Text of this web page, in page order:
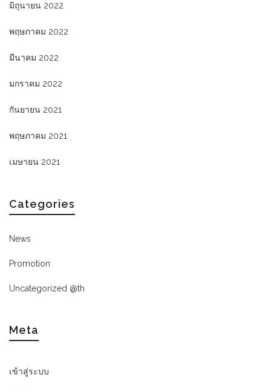
มิถุนายน 2022
พฤษภาคม 2022
มีนาคม 2022
มกราคม 2022
กันยายน 2021
พฤษภาคม 2021
เมษายน 2021
Categories
News
Promotion
Uncategorized @th
Meta
เข้าสู่ระบบ